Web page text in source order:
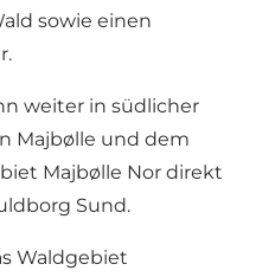
sowie einen
weiter in südlicher
Majbølle und dem
Majbølle Nor direkt
Sund.
Waldgebiet